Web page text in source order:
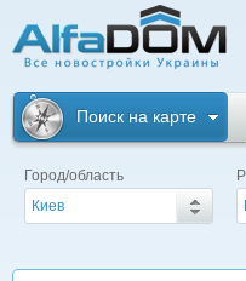
новостройки
Украины
Поиск на карте
Город/область
Киев